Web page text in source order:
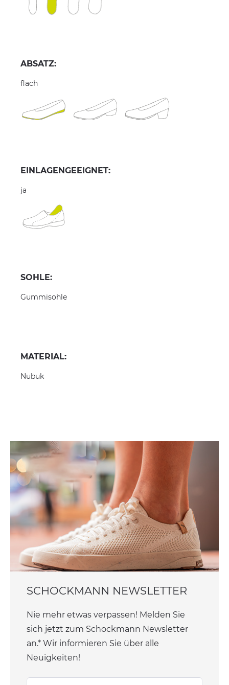
ABSATZ:
flach
EINLAGENGEEIGNET:
ja
SOHLE:
Gummisohle
MATERIAL:
Nubuk
SCHOCKMANN NEWSLETTER
Nie mehr etwas verpassen! Melden Sie
sich jetzt zum Schockmann Newsletter
an.* Wir informieren Sie über alle
Neuigkeiten!